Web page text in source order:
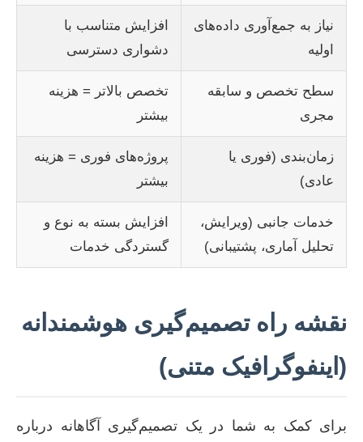
نیاز به جمع‌آوری داده‌های
اولیه
افزایش متناسب با
دشواری دسترسی
سطح تخصص و سابقه
مجری
تخصص بالاتر = هزینه
بیشتر
زمان‌بندی (فوری یا
عادی)
پروژه‌های فوری = هزینه
بیشتر
خدمات جانبی (ویرایش،
تحلیل آماری، پشتیبانی)
افزایش بسته به نوع و
گستردگی خدمات
نقشه راه تصمیم‌گیری هوشمندانه
(اینفوگرافیک متنی)
برای کمک به شما در یک تصمیم‌گیری آگاهانه درباره